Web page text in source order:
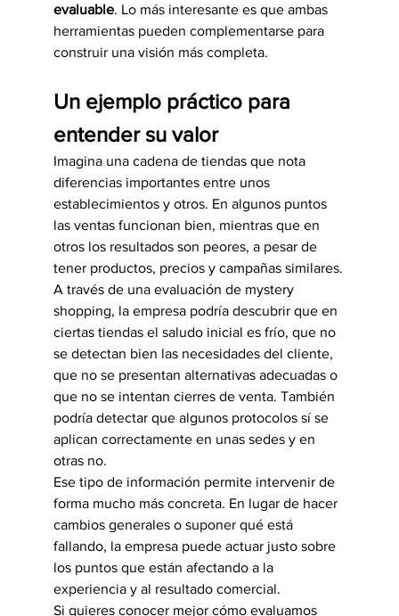
evaluable. Lo más interesante es que ambas
herramientas pueden complementarse para
construir una visión más completa.
Un ejemplo práctico para
entender su valor
Imagina una cadena de tiendas que nota
diferencias importantes entre unos
establecimientos y otros. En algunos puntos
las ventas funcionan bien, mientras que en
otros los resultados son peores, a pesar de
tener productos, precios y campañas similares.
A través de una evaluación de mystery
shopping, la empresa podría descubrir que en
ciertas tiendas el saludo inicial es frío, que no
se detectan bien las necesidades del cliente,
que no se presentan alternativas adecuadas o
que no se intentan cierres de venta. También
podría detectar que algunos protocolos sí se
aplican correctamente en unas sedes y en
otras no.
Ese tipo de información permite intervenir de
forma mucho más concreta. En lugar de hacer
cambios generales o suponer qué está
fallando, la empresa puede actuar justo sobre
los puntos que están afectando a la
experiencia y al resultado comercial.
Si quieres conocer mejor cómo evaluamos